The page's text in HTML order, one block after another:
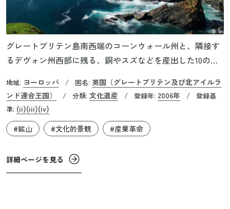
グレートブリテン島南西端のコーンウォール州と、隣接す
るデヴォン州西部に残る、銅やスズなどを産出した10のエ
て多くの鉱物を産出しました。蒸気エンジンを使った採掘
などで、18世紀には世界の銅の産出量の3分の2を占めたほ
どでした。その過程で鉄道や運河などがつくられ、工業化
社会の色合い濃く発展した変遷がみられます。
地域: ヨーロッパ / 国名: 英国（グレートブリテン及び北アイルラ
ンド連合王国）
/ 分類: 文化遺産 / 登録年: 2006年 /
登録基
準: (ii)(iii)(iv)
#鉱山
#文化的景観 #産業革命
詳細ページを見る